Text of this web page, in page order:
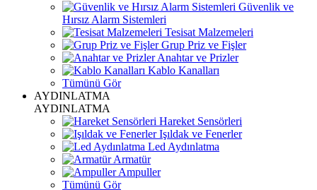
Güvenlik ve
Hırsız Alarm Sistemleri
Tesisat Malzemeleri
Grup Priz ve Fişler
Anahtar ve Prizler
Kablo Kanalları
Tümünü Gör
AYDINLATMA
AYDINLATMA
Hareket Sensörleri
Işıldak ve Fenerler
Led Aydınlatma
Armatür
Ampuller
Tümünü Gör